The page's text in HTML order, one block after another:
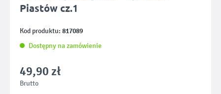
Piastów cz.1
Kod produktu: 817089
Dostępny na zamówienie
49,90 zł
Brutto